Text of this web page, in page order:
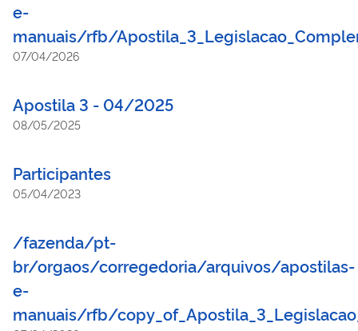
e-
manuais/rfb/
07/04/2026
Apostila 3 - 04/2025
08/05/2025
Participantes
05/04/2023
/fazenda/pt-
br/orgaos/corregedoria/arquivos/apostilas-
e-
manuais/rfb/